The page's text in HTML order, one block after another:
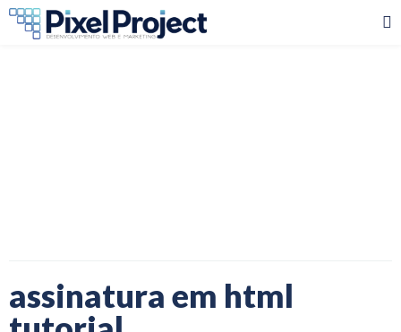
assinatura em html